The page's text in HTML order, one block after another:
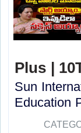
Plus |
Sun
Education